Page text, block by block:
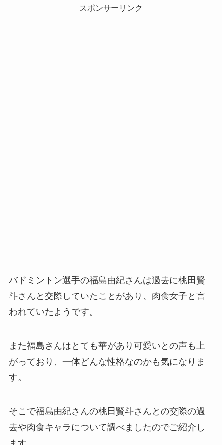
スポンサーリンク
バドミントン選手の福島由紀さんは過去に桃田賢
斗さんと交際していたことがあり、肉食女子と言
われていたようです。
また福島さんはとても華があり可愛いとの声も上
がっており、一体どんな性格なのかも気になりま
す。
そこで福島由紀さんの桃田賢斗さんとの交際の過
去や肉食キャラについて調べましたのでご紹介し